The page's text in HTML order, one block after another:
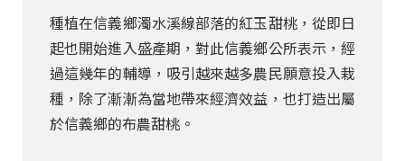
種植在信義鄉濁水溪線部落的紅玉甜桃，從即日
起也開始進入盛產期，對此信義鄉公所表示，經
過這幾年的輔導，吸引越來越多農民願意投入栽
種，除了漸漸為當地帶來經濟效益，也打造出屬
於信義鄉的布農甜桃。